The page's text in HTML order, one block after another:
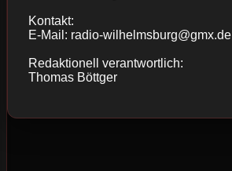
Kontakt:
E-Mail: radio-wilhelmsburg@gmx.de
Redaktionell verantwortlich:
Thomas Böttger